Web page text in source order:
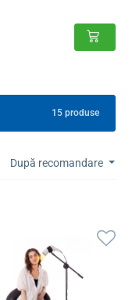
15 produse
După recomandare